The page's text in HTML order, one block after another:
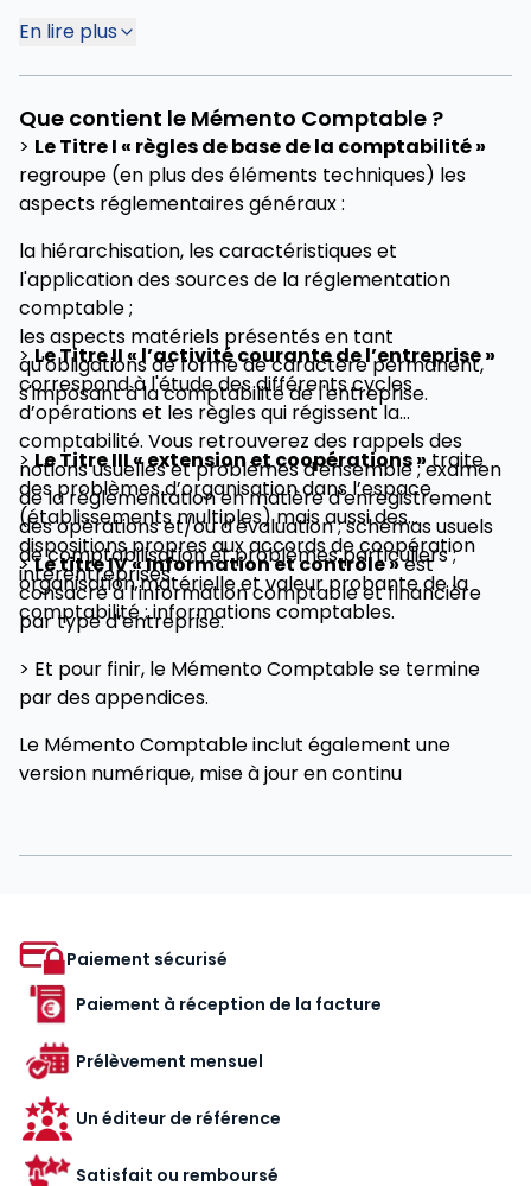
en cours.
Le Mémento comptable est un outil de travail qui
intègre les dernières informations des métiers
comptables.
En lire plus
Que contient le Mémento Comptable ?
> Le Titre I « règles de base de la comptabilité »
regroupe (en plus des éléments techniques) les
aspects réglementaires généraux :
la hiérarchisation, les caractéristiques et
l'application des sources de la réglementation
comptable ;
les aspects matériels présentés en tant
qu'obligations de forme de caractère permanent,
s'imposant à la comptabilité de l'entreprise.
>Le Titre II « l’activité courante de l’entreprise »
correspond à l'étude des différents cycles
d’opérations et les règles qui régissent la
comptabilité. Vous retrouverez des rappels des
notions usuelles et problèmes d'ensemble ; examen
de la réglementation en matière d'enregistrement
des opérations et/ou d'évaluation ; schémas usuels
de comptabilisation et problèmes particuliers ;
organisation matérielle et valeur probante de la
comptabilité ; informations comptables.
>Le Titre III « extension et coopérations »traite
des problèmes d’organisation dans l’espace
(établissements multiples) mais aussi des
dispositions propres aux accords de coopération
interentreprises.
>Le titre IV « Information et contrôle »est
consacré à l’information comptable et financière
par type d’entreprise.
> Et pour finir, le Mémento Comptable se termine
par des appendices.
Le Mémento Comptable inclut également une
version numérique, mise à jour en continu
Paiement sécurisé
Paiement à réception de la facture
Prélèvement mensuel
Un éditeur de référence
Satisfait ou remboursé